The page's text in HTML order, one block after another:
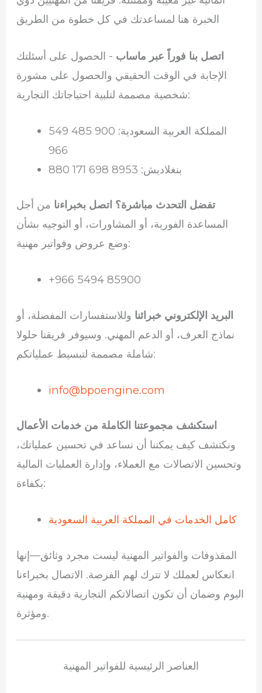
الخبرة هنا لمساعدتك في كل خطوة من الطريق
اتصل بنا فوراً عبر ماساب - الحصول على أسئلتك
الإجابة في الوقت الحقيقي والحصول على مشورة
شخصية مصممة لتلبية احتياجاتك التجارية:
المملكة العربية السعودية: 900 485 549
تفضل التحدث مباشرة؟ اتصل بخبراءنا من أجل
المساعدة الفورية، أو المشاورات، أو التوجيه بشأن
وضع عروض وفواتير مهنية:
+966 5494 85900
البريد الإلكتروني خبرائنا وللاستفسارات المفصلة، أو
نماذج العرف، أو الدعم المهني. وسيوفر فريقنا حلولا
شاملة مصممة لتبسيط عملياتكم:
info@bpoengine.com
استكشف مجموعتنا الكاملة من خدمات الأعمال
ونكتشف كيف يمكننا أن نساعد في تحسين عملياتك،
وتحسين الاتصالات مع العملاء، وإدارة العمليات المالية
بكفاءة:
كامل الخدمات في المملكة العربية السعودية
المقذوفات والفواتير المهنية ليست مجرد وثائق—إنها
انعكاس لعملك لا تترك لهم الفرصة. الاتصال بخبراءنا
اليوم وضمان أن تكون اتصالاتكم التجارية دقيقة ومهنية
ومؤثرة.
العناصر الرئيسية للفواتير المهنية